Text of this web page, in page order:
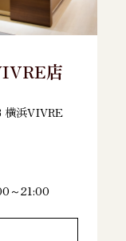
店
横浜VIVRE
～21:00